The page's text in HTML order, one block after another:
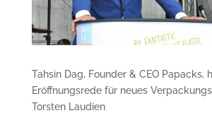
Tahsin Dag, Founder & CEO Papacks,
Eröffnungsrede für neues
Torsten Laudien